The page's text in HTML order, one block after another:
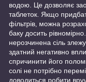
водою. Це дозволяє
таблеток. Якщо
фільтрів, можна
баку досить
нерозчинена сіль
здатний негативно
спричинити його
солі не потрібно
доводиться робити